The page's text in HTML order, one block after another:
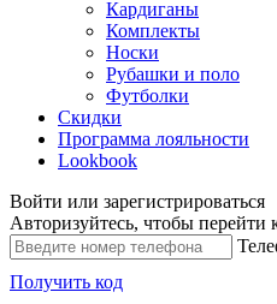
Кардиганы
Комплекты
Носки
Рубашки и поло
Футболки
Скидки
Программа лояльности
Lookbook
Войти или зарегистрироваться
Авторизуйтесь, чтобы перейти
Получить код